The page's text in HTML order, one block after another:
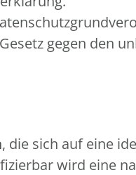
gegen den
die sich auf eine
wird eine